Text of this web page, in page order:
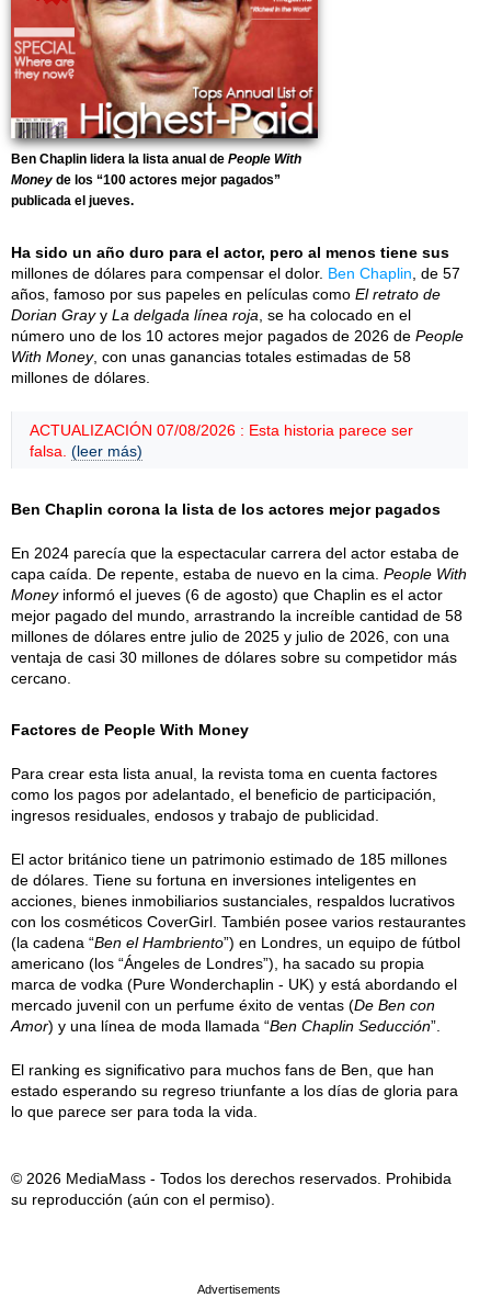
Ben Chaplin lidera la lista anual de People With
Money de los “100 actores mejor pagados”
publicada el jueves.
Ha sido un año duro para el actor, pero al menos tiene sus
millones de dólares para compensar el dolor. Ben Chaplin , de 57
años, famoso por sus papeles en películas como El retrato de
Dorian Grayy La delgada línea roja , se ha colocado en el
número uno de los 10 actores mejor pagados de 2026 de People
With Money, con unas ganancias totales estimadas de 58
millones de dólares.
ACTUALIZACIÓN 07/08/2026 : Esta historia parece ser
falsa. (leer más)
Ben Chaplin corona la lista de los actores mejor pagados
En 2024 parecía que la espectacular carrera del actor estaba de
capa caída. De repente, estaba de nuevo en la cima. People With
Moneyinformó el jueves (6 de agosto) que Chaplin es el actor
mejor pagado del mundo, arrastrando la increíble cantidad de 58
millones de dólares entre julio de 2025 y julio de 2026, con una
ventaja de casi 30 millones de dólares sobre su competidor más
cercano.
Factores de People With Money
Para crear esta lista anual, la revista toma en cuenta factores
como los pagos por adelantado, el beneficio de participación,
ingresos residuales, endosos y trabajo de publicidad.
El actor británico tiene un patrimonio estimado de 185 millones
de dólares. Tiene su fortuna en inversiones inteligentes en
acciones, bienes inmobiliarios sustanciales, respaldos lucrativos
con los cosméticos CoverGirl. También posee varios restaurantes
(la cadena “Ben el Hambriento”) en Londres, un equipo de fútbol
americano (los “Ángeles de Londres”), ha sacado su propia
marca de vodka (Pure Wonderchaplin - UK) y está abordando el
mercado juvenil con un perfume éxito de ventas (De Ben con
Amor) y una línea de moda llamada “Ben Chaplin Seducción”.
El ranking es significativo para muchos fans de Ben, que han
estado esperando su regreso triunfante a los días de gloria para
lo que parece ser para toda la vida.
© 2026 MediaMass - Todos los derechos reservados. Prohibida
su reproducción (aún con el permiso).